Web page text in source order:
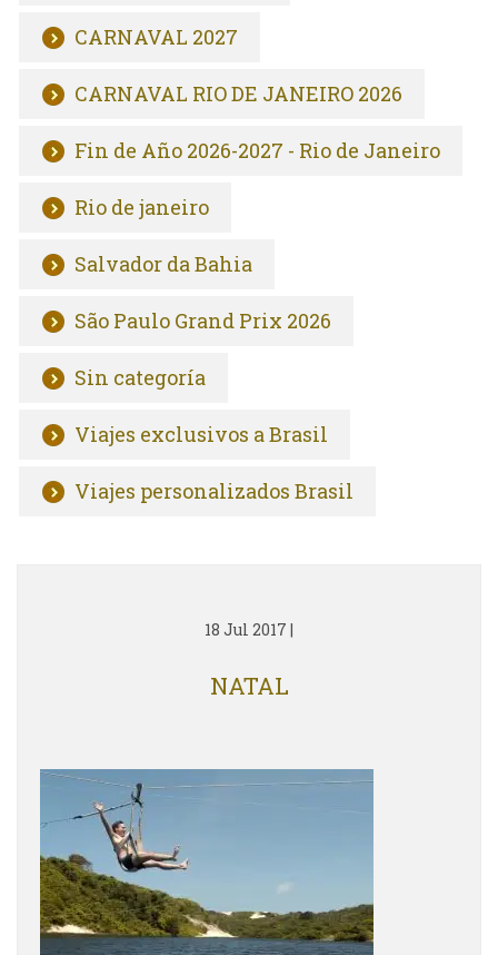
CARNAVAL 2027
CARNAVAL RIO DE JANEIRO 2026
Fin de Año 2026-2027 - Rio de Janeiro
Rio de janeiro
Salvador da Bahia
São Paulo Grand Prix 2026
Sin categoría
Viajes exclusivos a Brasil
Viajes personalizados Brasil
18 Jul 2017 |
NATAL